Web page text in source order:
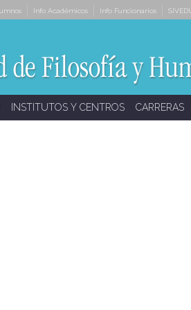
Info Académicos Info Funcionarios
INSTITUTOS Y CENTROS CARRERAS